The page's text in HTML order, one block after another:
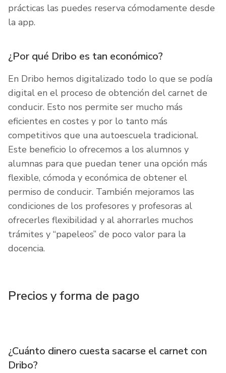
prácticas las puedes reserva cómodamente desde
la app.
¿Por qué Dribo es tan económico?
En Dribo hemos digitalizado todo lo que se podía
digital en el proceso de obtención del carnet de
conducir. Esto nos permite ser mucho más
eficientes en costes y por lo tanto más
competitivos que una autoescuela tradicional.
Este beneficio lo ofrecemos a los alumnos y
alumnas para que puedan tener una opción más
flexible, cómoda y económica de obtener el
permiso de conducir. También mejoramos las
condiciones de los profesores y profesoras al
ofrecerles flexibilidad y al ahorrarles muchos
trámites y “papeleos” de poco valor para la
docencia.
Precios y forma de pago
¿Cuánto dinero cuesta sacarse el carnet con
Dribo?